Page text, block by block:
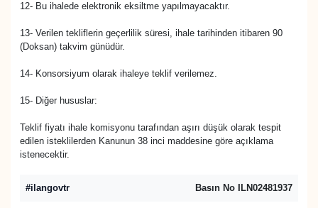
12- Bu ihalede elektronik eksiltme yapılmayacaktır.
13- Verilen tekliflerin geçerlilik süresi, ihale tarihinden itibaren 90
(Doksan) takvim günüdür.
14- Konsorsiyum olarak ihaleye teklif verilemez.
15- Diğer hususlar:
Teklif fiyatı ihale komisyonu tarafından aşırı düşük olarak tespit
edilen isteklilerden Kanunun 38 inci maddesine göre açıklama
istenecektir.
#ilangovtr Basın No ILN02481937